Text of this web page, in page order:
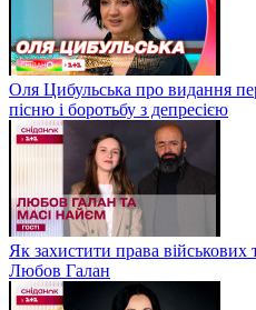
Оля Цибульська про видання
пісню і боротьбу з депресією
Як захистити права
Любов Галан